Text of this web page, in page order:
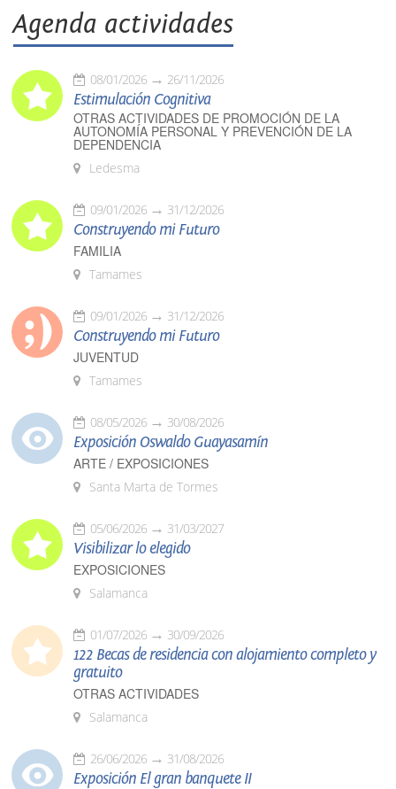
Agenda actividades
08/01/2026 26/11/2026
Estimulación Cognitiva
OTRAS ACTIVIDADES DE PROMOCIÓN DE LA
AUTONOMÍA PERSONAL Y PREVENCIÓN DE LA
DEPENDENCIA
Ledesma
09/01/2026 31/12/2026
Construyendo mi Futuro
FAMILIA
Tamames
09/01/2026 31/12/2026
Construyendo mi Futuro
JUVENTUD
Tamames
08/05/2026 30/08/2026
Exposición Oswaldo Guayasamín
ARTE / EXPOSICIONES
Santa Marta de Tormes
05/06/2026 31/03/2027
Visibilizar lo elegido
EXPOSICIONES
Salamanca
01/07/2026 30/09/2026
122 Becas de residencia con alojamiento completo y
gratuito
OTRAS ACTIVIDADES
Salamanca
26/06/2026 31/08/2026
Exposición El gran banquete II